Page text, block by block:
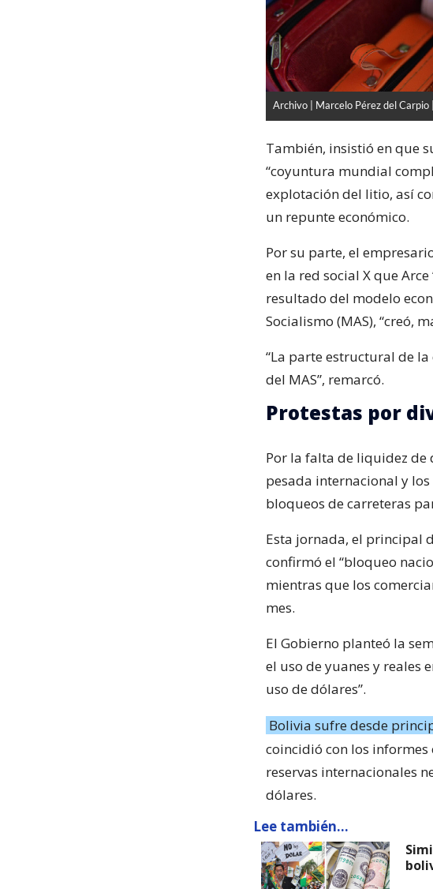
Archivo | Marcelo Pérez del Carpio
También, insistió en que
“coyuntura mundial
explotación del litio, así
un repunte económico.
Por su parte, el
en la red social X que
resultado del modelo
Socialismo (MAS), “creó,
“La parte estructural de
del MAS”, remarcó.
Protestas por
Por la falta de liquidez de
pesada internacional y
bloqueos de carreteras
Esta jornada, el principal
confirmó el “bloqueo
mientras que los
mes.
El Gobierno planteó la
el uso de yuanes y reales
uso de dólares”.
Bolivia sufre desde
coincidió con los
reservas internacionales
dólares.
Lee también...